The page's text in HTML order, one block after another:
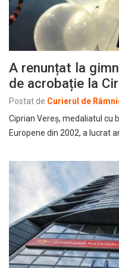
A renunțat la
de acrobație la
Postat de Curierul de
Ciprian Vereș, medaliatul cu
Europene din 2002, a lucrat